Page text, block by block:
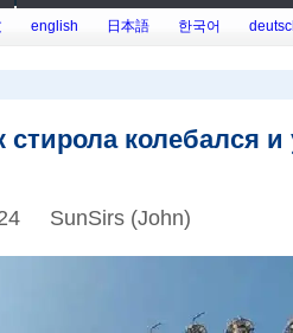
english 日本語 한국어
колебался и
SunSirs (John)